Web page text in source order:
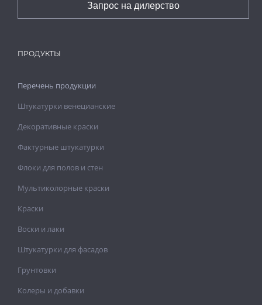
ПРОДУКТЫ
Перечень продукции
Штукатурки венецианские
Декоративные краски
Фактурные штукатурки
Флоки для полов и стен
Мультиколорные краски
Краски
Воски и лаки
Штукатурки для фасадов
Грунтовки
Колеры и добавки
Запрос на дилерство